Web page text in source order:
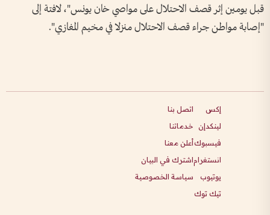
قبل يومين إثر قصف الاحتلال على مواصي خان يونس"، لافتة إلى
"إصابة مواطن جراء قصف الاحتلال منزلا في مخيم المغازي".
إكس
لينكدإن
فيسبوك
انستغرام
يوتيوب
تيك توك
اتصل بنا
خدماتنا
أعلن معنا
اشترك في البيان
سياسة الخصوصية